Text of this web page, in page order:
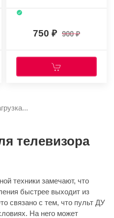
750 900
телевизора
техники замечают, что
быстрее выходит из
связано с тем, что пульт ДУ
На него может